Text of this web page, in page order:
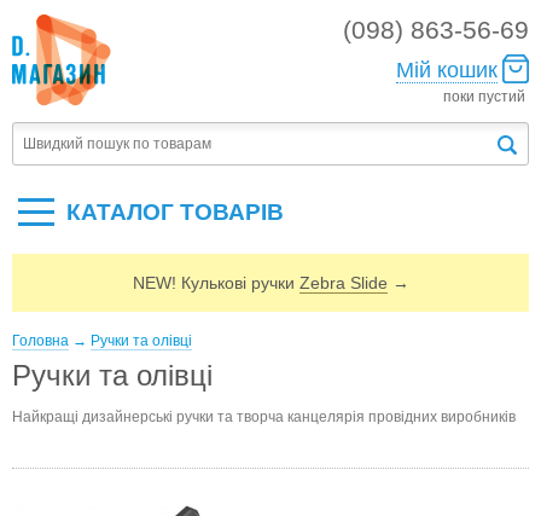
(098) 863-56-69
Мій кошик
поки пустий
КАТАЛОГ ТОВАРIВ
NEW! Кулькові ручки Zebra Slide →
Головна → Ручки та олівці
Ручки та олівці
Найкращі дизайнерські ручки та творча канцелярія провідних виробників